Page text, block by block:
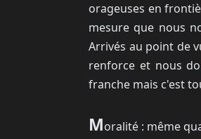
orageuses en
mesure que nous
Arrivés au point de
renforce et nous
franche mais c'est
Moralité : même